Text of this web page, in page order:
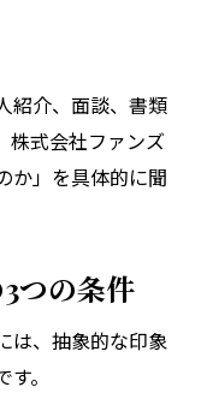
紹介、面談、書類
株式会社ファンズ
か」を具体的に聞
つの条件
は、抽象的な印象
。